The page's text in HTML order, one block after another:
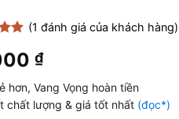
(1 đánh giá của khách hàng)
₫
hơn, Vang Vọng hoàn tiền
chất lượng & giá tốt nhất (đọc*)